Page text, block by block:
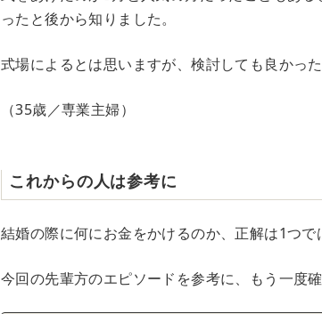
ったと後から知りました。
式場によるとは思いますが、検討しても良かっ
（35歳／専業主婦）
これからの人は参考に
結婚の際に何にお金をかけるのか、正解は1つで
今回の先輩方のエピソードを参考に、もう一度